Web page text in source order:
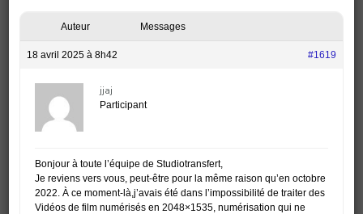
Auteur Messages
18 avril 2025 à 8h42 #1619
jjaj
Participant
Bonjour à toute l’équipe de Studiotransfert,
Je reviens vers vous, peut-être pour la même raison qu’en octobre
2022. À ce moment-là,j’avais été dans l’impossibilité de traiter des
Vidéos de film numérisés en 2048×1535, numérisation qui ne